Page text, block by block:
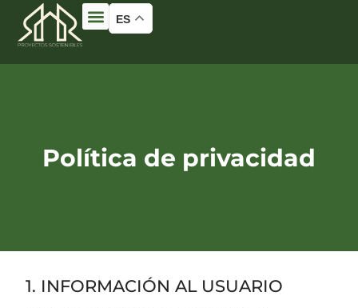
ES
Política de privacidad
1. INFORMACIÓN AL USUARIO